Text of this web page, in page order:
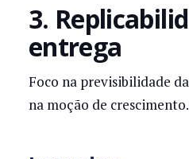
3.
entrega
Foco na previsibilidade
na moção de crescimento.